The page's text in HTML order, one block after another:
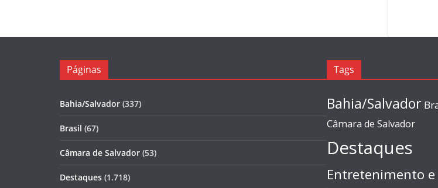
Páginas
Bahia/Salvador (337)
Brasil (67)
Câmara de Salvador (53)
Destaques (1.718)
Tags
Bahia/Salvador
Câmara de Salvador
Destaques
Entretenimento e